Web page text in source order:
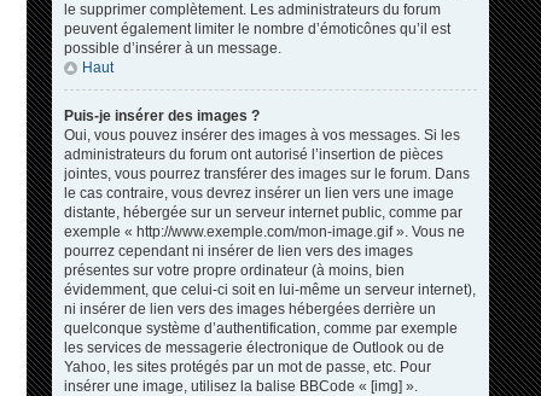
le supprimer complètement. Les administrateurs du forum
peuvent également limiter le nombre d’émoticônes qu’il est
possible d’insérer à un message.
Haut
Puis-je insérer des images ?
Oui, vous pouvez insérer des images à vos messages. Si les
administrateurs du forum ont autorisé l’insertion de pièces
jointes, vous pourrez transférer des images sur le forum. Dans
le cas contraire, vous devrez insérer un lien vers une image
distante, hébergée sur un serveur internet public, comme par
exemple « http://www.exemple.com/mon-image.gif ». Vous ne
pourrez cependant ni insérer de lien vers des images
présentes sur votre propre ordinateur (à moins, bien
évidemment, que celui-ci soit en lui-même un serveur internet),
ni insérer de lien vers des images hébergées derrière un
quelconque système d’authentification, comme par exemple
les services de messagerie électronique de Outlook ou de
Yahoo, les sites protégés par un mot de passe, etc. Pour
insérer une image, utilisez la balise BBCode « [img] ».